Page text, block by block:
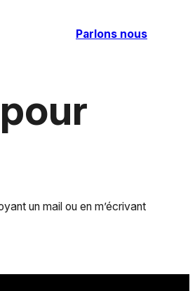
Parlons nous
un mail ou en m’écrivant